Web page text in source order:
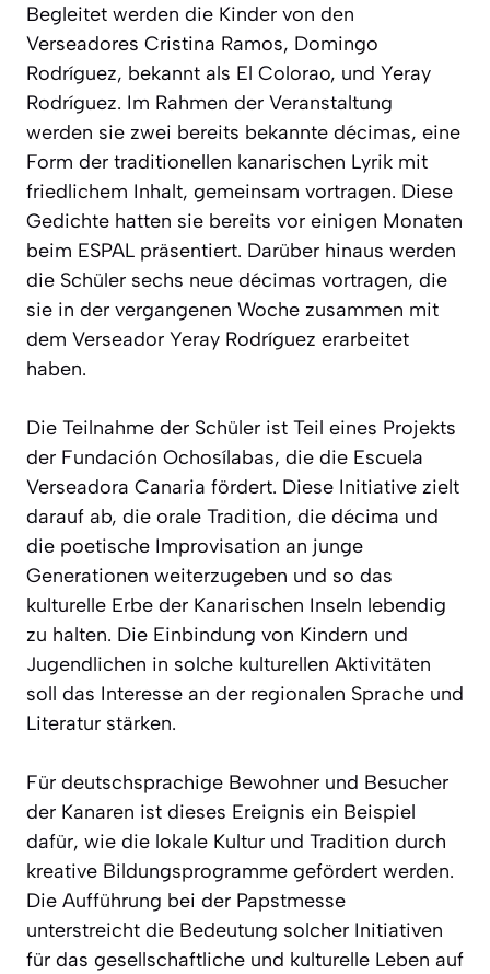
Begleitet werden die Kinder von den
Verseadores Cristina Ramos, Domingo
Rodríguez, bekannt als El Colorao, und Yeray
Rodríguez. Im Rahmen der Veranstaltung
werden sie zwei bereits bekannte décimas, eine
Form der traditionellen kanarischen Lyrik mit
friedlichem Inhalt, gemeinsam vortragen. Diese
Gedichte hatten sie bereits vor einigen Monaten
beim ESPAL präsentiert. Darüber hinaus werden
die Schüler sechs neue décimas vortragen, die
sie in der vergangenen Woche zusammen mit
dem Verseador Yeray Rodríguez erarbeitet
haben.
Die Teilnahme der Schüler ist Teil eines Projekts
der Fundación Ochosílabas, die die Escuela
Verseadora Canaria fördert. Diese Initiative zielt
darauf ab, die orale Tradition, die décima und
die poetische Improvisation an junge
Generationen weiterzugeben und so das
kulturelle Erbe der Kanarischen Inseln lebendig
zu halten. Die Einbindung von Kindern und
Jugendlichen in solche kulturellen Aktivitäten
soll das Interesse an der regionalen Sprache und
Literatur stärken.
Für deutschsprachige Bewohner und Besucher
der Kanaren ist dieses Ereignis ein Beispiel
dafür, wie die lokale Kultur und Tradition durch
kreative Bildungsprogramme gefördert werden.
Die Aufführung bei der Papstmesse
unterstreicht die Bedeutung solcher Initiativen
für das gesellschaftliche und kulturelle Leben auf